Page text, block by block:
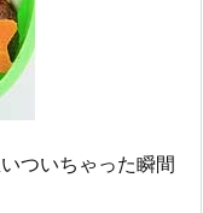
ついちゃった瞬間